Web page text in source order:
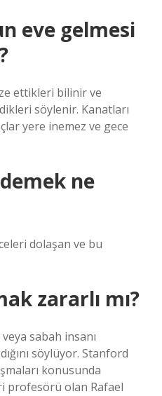
eve gelmesi
ettikleri bilinir ve
söylenir. Kanatları
yere inemez ve gece
ne
dolaşan ve bu
zararlı mı?
sabah insanı
söylüyor. Stanford
konusunda
profesörü olan Rafael